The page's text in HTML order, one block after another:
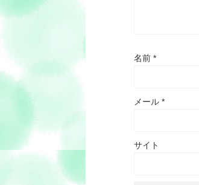
名前 *
メール *
サイト